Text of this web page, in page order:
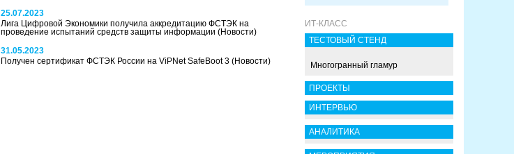
25.07.2023
Лига Цифровой Экономики получила аккредитацию ФСТЭК на
проведение испытаний средств защиты информации (Новости)
31.05.2023
Получен сертификат ФСТЭК России на ViPNet SafeBoot 3 (Новости)
ИТ-КЛАСС
ТЕСТОВЫЙ СТЕНД
Многогранный гламур
ПРОЕКТЫ
ИНТЕРВЬЮ
АНАЛИТИКА